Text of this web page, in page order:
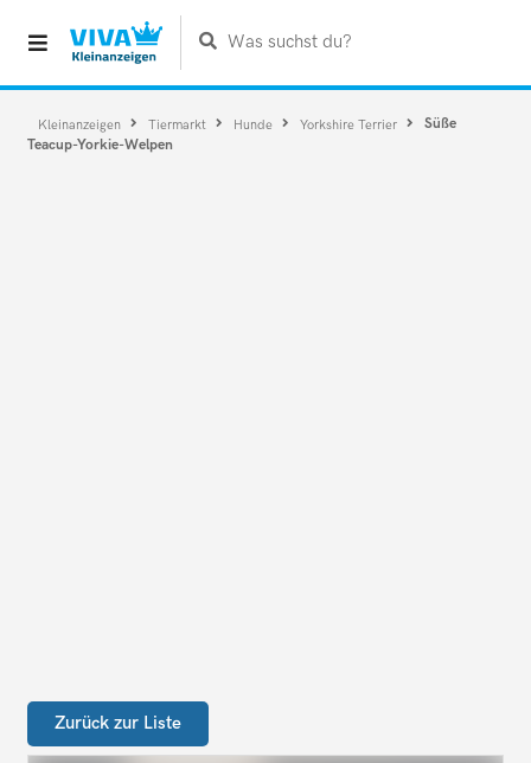
Was suchst du?
Kleinanzeigen Tiermarkt Hunde Yorkshire Terrier
Süße
Teacup-Yorkie-Welpen
Zurück zur Liste